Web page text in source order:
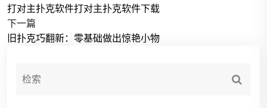
打对主扑克软件打对主扑克软件下载
下一篇
旧扑克巧翻新：零基础做出惊艳小物